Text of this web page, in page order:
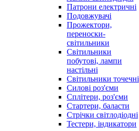
Патрони електричні
Подовжувачі
Прожектори,
переноски-
світильники
Світильники
побутові, лампи
настільні
Світильники точечні
Силові роз'єми
Сплітери, роз'єми
Стартери, баласти
Стрічки світлодіодні
Тестери, індикатори